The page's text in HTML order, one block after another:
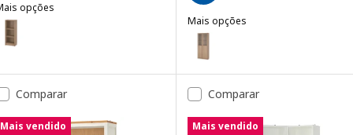
opções
BILLY, Estante, efeito carvalho, 40x28x106 cm
BILLY, Estante, preto efeito carvalho, 40x28x106 cm
Mais opções
BILLY / OXBERG
Opção: BILLY / OXBERG,
Comparar
Mais vendido
Comparar
Mais vendido